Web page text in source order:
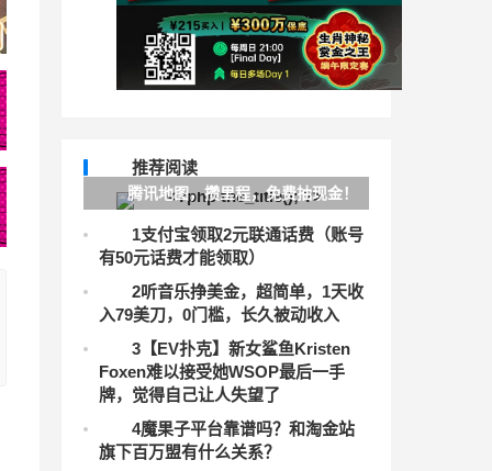
推荐阅读
腾讯地图，攒里程，免费抽现金！
1支付宝领取2元联通话费（账号
有50元话费才能领取）
2听音乐挣美金，超简单，1天收
入79美刀，0门槛，长久被动收入
3 【EV扑克】新女鲨鱼Kristen
Foxen难以接受她WSOP最后一手
牌，觉得自己让人失望了
4魔果子平台靠谱吗？和淘金站
旗下百万盟有什么关系？